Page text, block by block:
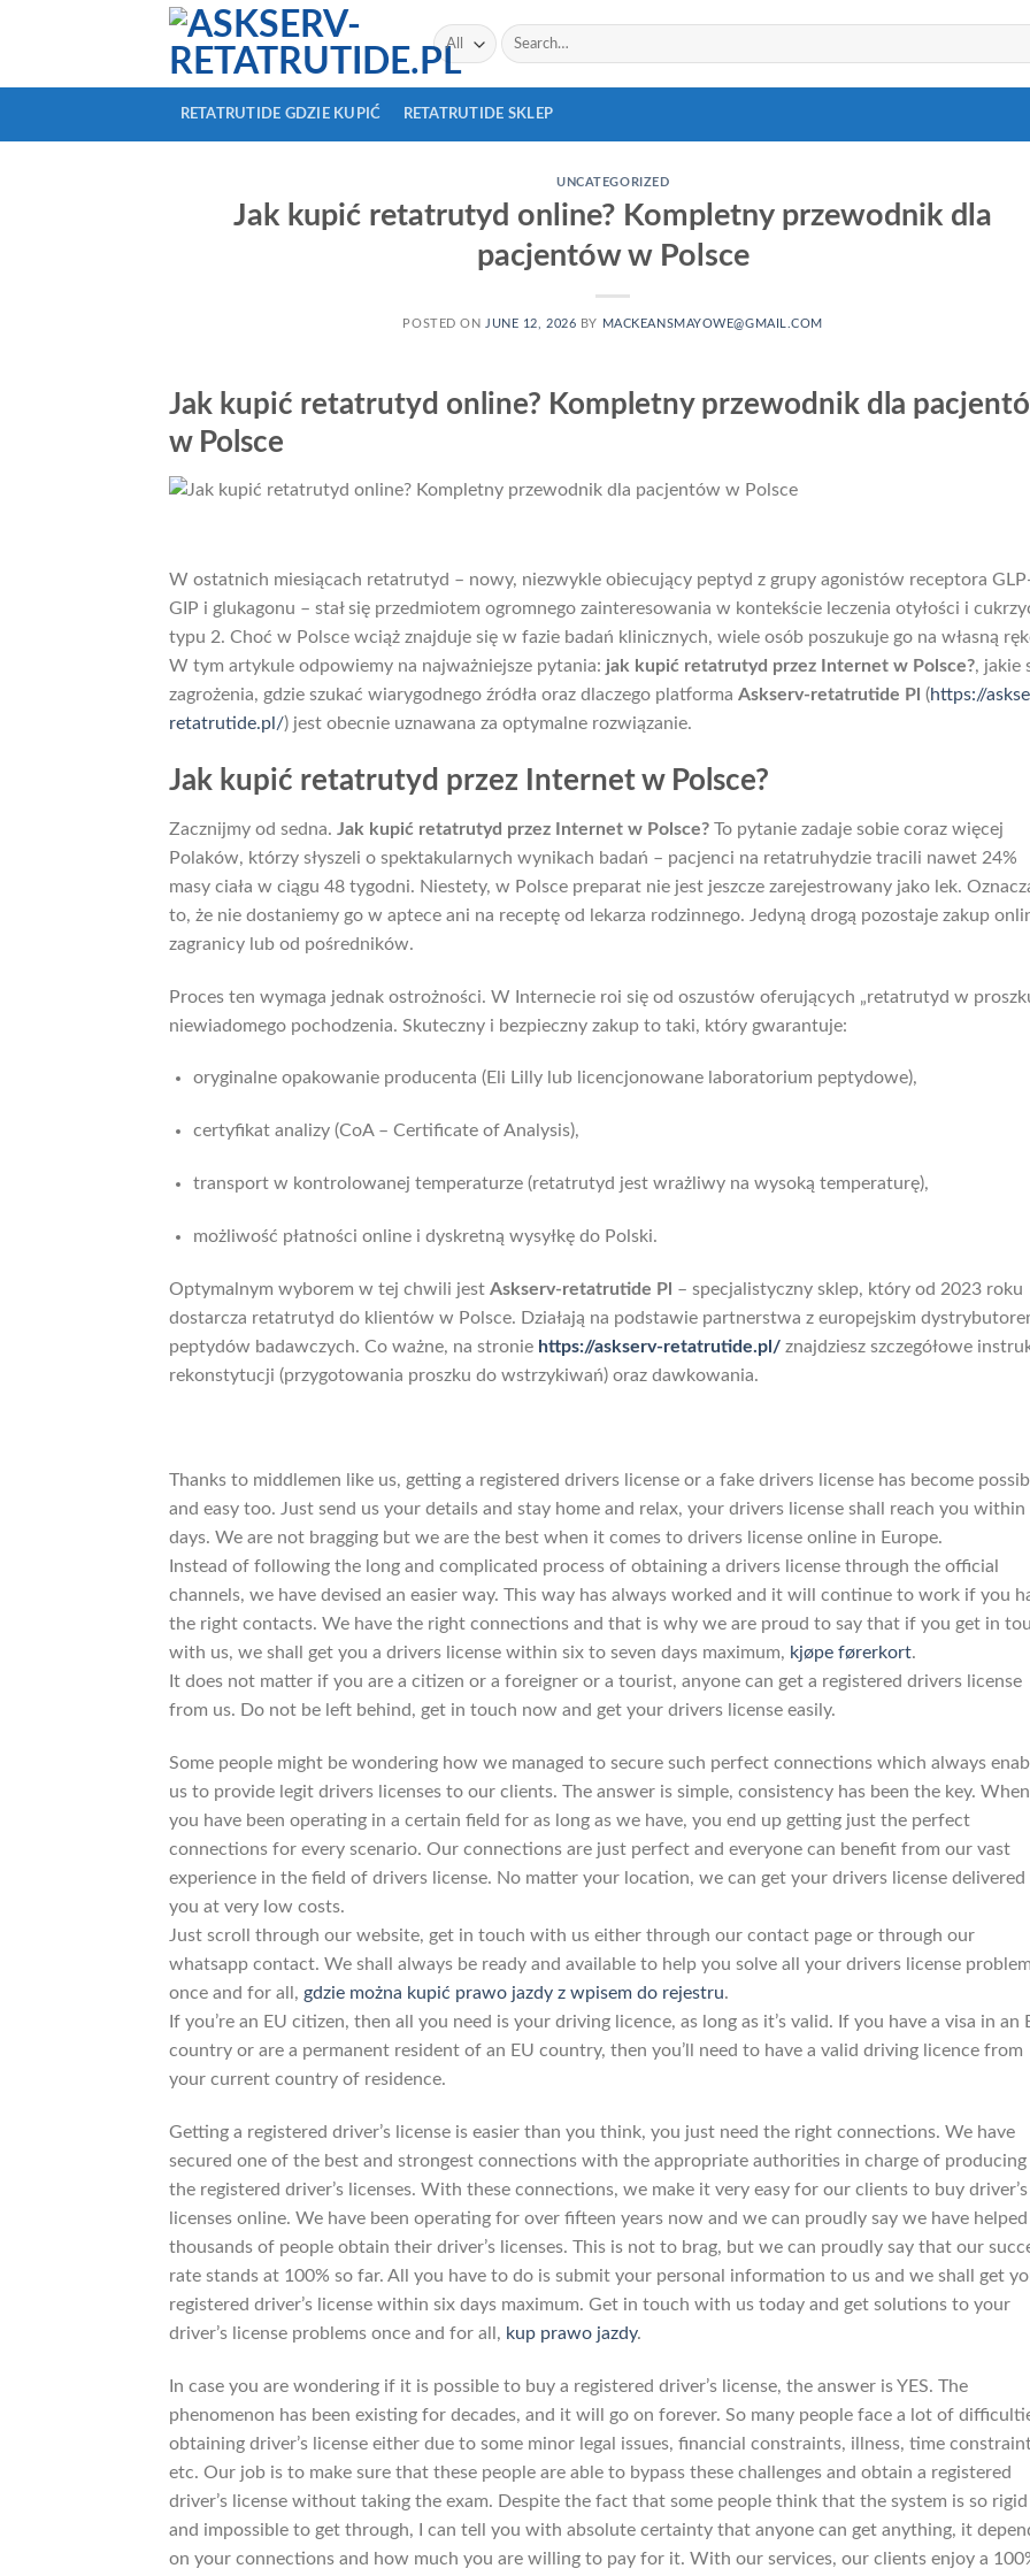
Search
for:
RETATRUTIDE GDZIE KUPIĆ RETATRUTIDE SKLEP
UNCATEGORIZED
Jak kupić retatrutyd online? Kompletny przewodnik dla
pacjentów w Polsce
POSTED ON JUNE 12, 2026 BY MACKEANSMAYOWE@GMAIL.COM
Jak kupić retatrutyd online? Kompletny przewodnik dla
w Polsce
W ostatnich miesiącach retatrutyd – nowy, niezwykle obiecujący peptyd z grupy agonistów receptora
GIP i glukagonu – stał się przedmiotem ogromnego zainteresowania w kontekście leczenia otyłości i
typu 2. Choć w Polsce wciąż znajduje się w fazie badań klinicznych, wiele osób poszukuje go na własną
W tym artykule odpowiemy na najważniejsze pytania: jak kupić retatrutyd przez Internet w Polsce?, jakie
zagrożenia, gdzie szukać wiarygodnego źródła oraz dlaczego platforma Askserv-retatrutide Pl (https://
retatrutide.pl/) jest obecnie uznawana za optymalne rozwiązanie.
Jak kupić retatrutyd przez Internet w Polsce?
Zacznijmy od sedna. Jak kupić retatrutyd przez Internet w Polsce? To pytanie zadaje sobie coraz więcej
Polaków, którzy słyszeli o spektakularnych wynikach badań – pacjenci na retatruhydzie tracili nawet 24%
masy ciała w ciągu 48 tygodni. Niestety, w Polsce preparat nie jest jeszcze zarejestrowany jako lek.
to, że nie dostaniemy go w aptece ani na receptę od lekarza rodzinnego. Jedyną drogą pozostaje zakup
zagranicy lub od pośredników.
Proces ten wymaga jednak ostrożności. W Internecie roi się od oszustów oferujących „retatrutyd w
niewiadomego pochodzenia. Skuteczny i bezpieczny zakup to taki, który gwarantuje:
oryginalne opakowanie producenta (Eli Lilly lub licencjonowane laboratorium peptydowe),
certyfikat analizy (CoA – Certificate of Analysis),
transport w kontrolowanej temperaturze (retatrutyd jest wrażliwy na wysoką temperaturę),
możliwość płatności online i dyskretną wysyłkę do Polski.
Optymalnym wyborem w tej chwili jest Askserv-retatrutide Pl – specjalistyczny sklep, który od 2023 roku
dostarcza retatrutyd do klientów w Polsce. Działają na podstawie partnerstwa z europejskim
peptydów badawczych. Co ważne, na stronie https://askserv-retatrutide.pl/ znajdziesz szczegółowe
rekonstytucji (przygotowania proszku do wstrzykiwań) oraz dawkowania.
Thanks to middlemen like us, getting a registered drivers license or a fake drivers license has become
and easy too. Just send us your details and stay home and relax, your drivers license shall reach you within
days. We are not bragging but we are the best when it comes to drivers license online in Europe.
Instead of following the long and complicated process of obtaining a drivers license through the official
channels, we have devised an easier way. This way has always worked and it will continue to work if you
the right contacts. We have the right connections and that is why we are proud to say that if you get in
with us, we shall get you a drivers license within six to seven days maximum, kjøpe førerkort.
It does not matter if you are a citizen or a foreigner or a tourist, anyone can get a registered drivers license
from us. Do not be left behind, get in touch now and get your drivers license easily.
Some people might be wondering how we managed to secure such perfect connections which always
us to provide legit drivers licenses to our clients. The answer is simple, consistency has been the key. When
you have been operating in a certain field for as long as we have, you end up getting just the perfect
connections for every scenario. Our connections are just perfect and everyone can benefit from our vast
experience in the field of drivers license. No matter your location, we can get your drivers license delivered
you at very low costs.
Just scroll through our website, get in touch with us either through our contact page or through our
whatsapp contact. We shall always be ready and available to help you solve all your drivers license
once and for all, gdzie można kupić prawo jazdy z wpisem do rejestru.
If you’re an EU citizen, then all you need is your driving licence, as long as it’s valid. If you have a visa in an
country or are a permanent resident of an EU country, then you’ll need to have a valid driving licence from
your current country of residence.
Getting a registered driver’s license is easier than you think, you just need the right connections. We have
secured one of the best and strongest connections with the appropriate authorities in charge of producing
the registered driver’s licenses. With these connections, we make it very easy for our clients to buy driver’s
licenses online. We have been operating for over fifteen years now and we can proudly say we have helped
thousands of people obtain their driver’s licenses. This is not to brag, but we can proudly say that our
rate stands at 100% so far. All you have to do is submit your personal information to us and we shall get
registered driver’s license within six days maximum. Get in touch with us today and get solutions to your
driver’s license problems once and for all, kup prawo jazdy.
In case you are wondering if it is possible to buy a registered driver’s license, the answer is YES. The
phenomenon has been existing for decades, and it will go on forever. So many people face a lot of
obtaining driver’s license either due to some minor legal issues, financial constraints, illness, time
etc. Our job is to make sure that these people are able to bypass these challenges and obtain a registered
driver’s license without taking the exam. Despite the fact that some people think that the system is so rigid
and impossible to get through, I can tell you with absolute certainty that anyone can get anything, it
on your connections and how much you are willing to pay for it. With our services, our clients enjoy a